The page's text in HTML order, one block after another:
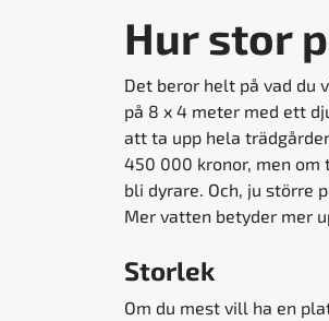
Hur stor
Det beror helt på vad du
på 8 x 4 meter med ett
att ta upp hela
450 000 kronor, men om
bli dyrare. Och, ju större
Mer vatten betyder mer
Storlek
Om du mest vill ha en